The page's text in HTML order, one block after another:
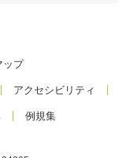
ップ
アクセシビリティ
例規集